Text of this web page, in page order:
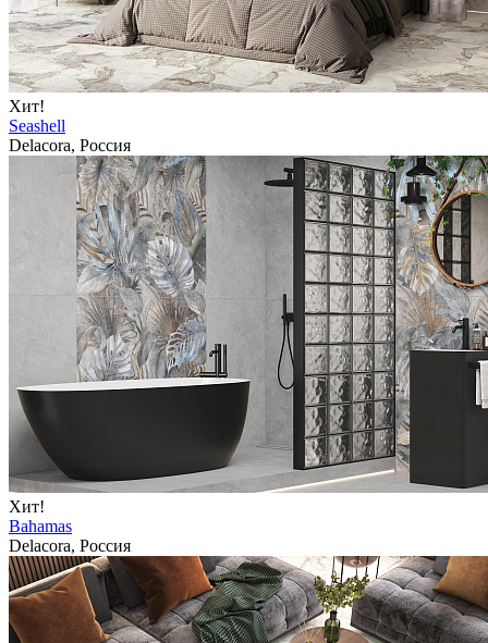
Хит!
Seashell
Delacora, Россия
Хит!
Bahamas
Delacora, Россия